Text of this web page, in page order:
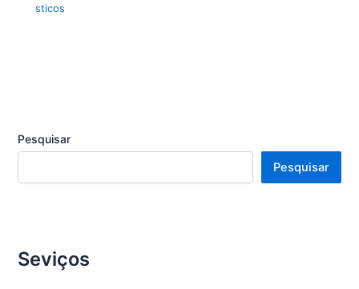
sticos
Pesquisar
Pesquisar
Seviços